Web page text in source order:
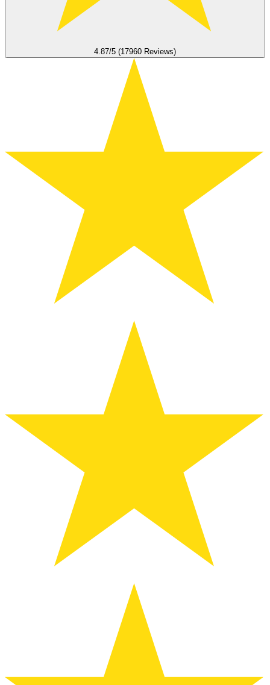
4.87/5 (17960 Reviews)